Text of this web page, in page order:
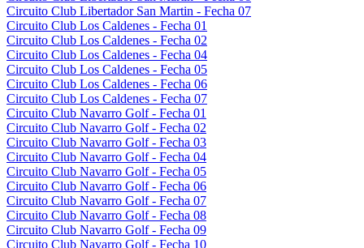
Circuito Club Libertador San Martin - Fecha 07
Circuito Club Los Caldenes - Fecha 01
Circuito Club Los Caldenes - Fecha 02
Circuito Club Los Caldenes - Fecha 04
Circuito Club Los Caldenes - Fecha 05
Circuito Club Los Caldenes - Fecha 06
Circuito Club Los Caldenes - Fecha 07
Circuito Club Navarro Golf - Fecha 01
Circuito Club Navarro Golf - Fecha 02
Circuito Club Navarro Golf - Fecha 03
Circuito Club Navarro Golf - Fecha 04
Circuito Club Navarro Golf - Fecha 05
Circuito Club Navarro Golf - Fecha 06
Circuito Club Navarro Golf - Fecha 07
Circuito Club Navarro Golf - Fecha 08
Circuito Club Navarro Golf - Fecha 09
Circuito Club Navarro Golf - Fecha 10